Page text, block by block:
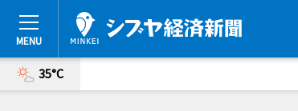
35°C